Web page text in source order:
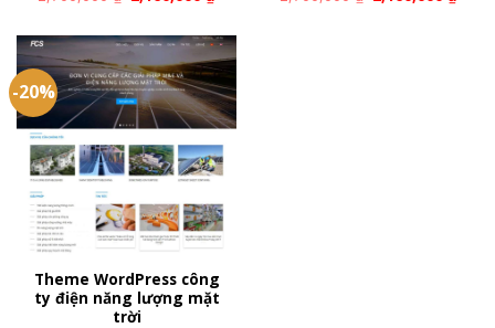
-20%
Theme WordPress công
ty điện năng lượng mặt
trời